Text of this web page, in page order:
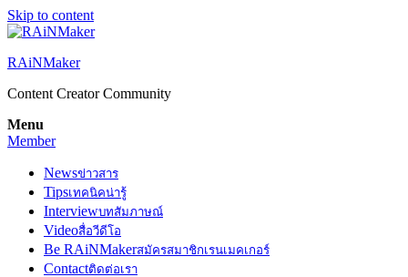
Skip to content
RAiNMaker
Content Creator Community
Menu
Member
Newsข่าวสาร
Tipsเทคนิคน่ารู้
Interviewบทสัมภาษณ์
Videoสื่อวีดีโอ
Be RAiNMakerสมัครสมาชิกเรนเมคเกอร์
Contactติดต่อเรา